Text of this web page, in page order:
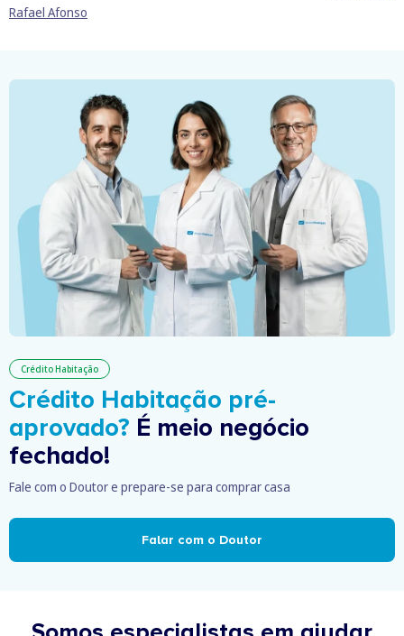
Rafael Afonso
Crédito Habitação
Crédito Habitação pré-
aprovado? É meio negócio
fechado!
Fale com o Doutor e prepare-se para comprar casa
Falar com o Doutor